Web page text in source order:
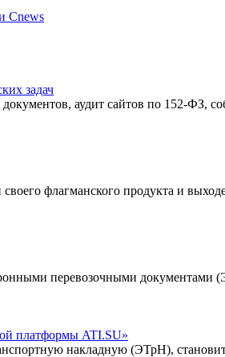
Cnews
задач
аудит сайтов по 152-ФЗ,
флагманского продукта и
перевозочными документами
платформы ATI.SU»
накладную (ЭТрН),